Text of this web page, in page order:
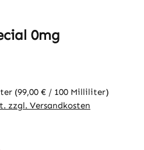
0mg
(99,00 € / 100 Milliliter)
zzgl. Versandkosten
Bewertung von 5 von 5 Sternen